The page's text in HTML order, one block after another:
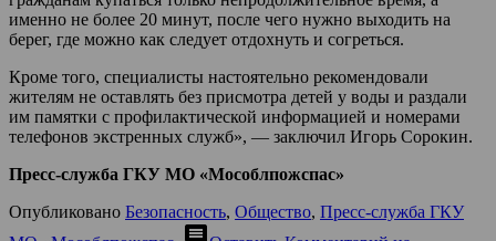
именно не более 20 минут, после чего нужно выходить на
берег, где можно как следует отдохнуть и согреться.
Кроме того, специалисты настоятельно рекомендовали
жителям не оставлять без присмотра детей у воды и раздали
им памятки с профилактической информацией и номерами
телефонов экстренных служб», — заключил Игорь Сорокин.
Пресс-служба ГКУ МО «Мособлпожспас»
Опубликовано Безопасность, Общество, Пресс-служба ГКУ
comment